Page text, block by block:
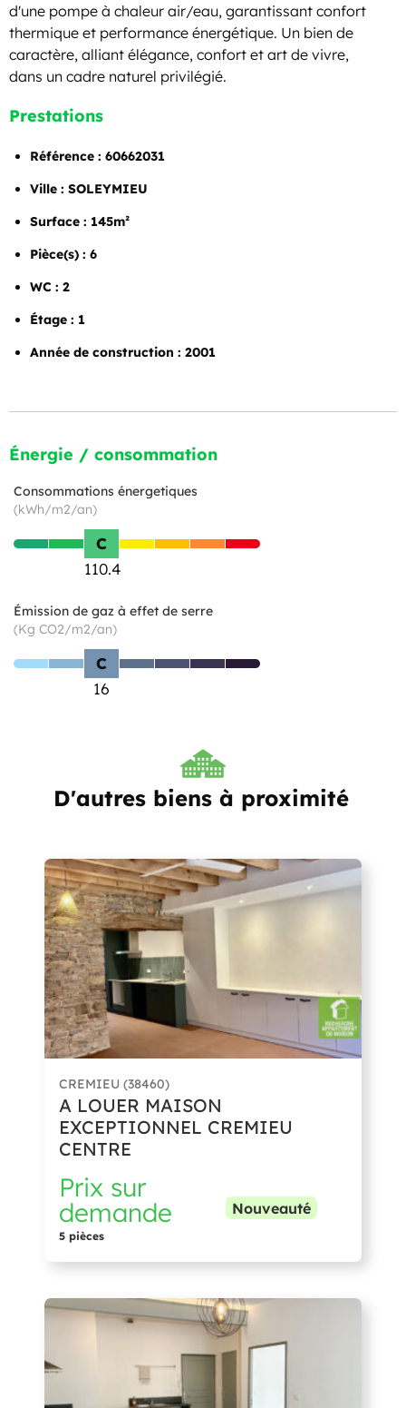
d'une pompe à chaleur air/eau, garantissant confort
thermique et performance énergétique. Un bien de
caractère, alliant élégance, confort et art de vivre,
dans un cadre naturel privilégié.
Prestations
Référence : 60662031
Ville : SOLEYMIEU
Surface : 145m²
Pièce(s) : 6
WC : 2
Étage : 1
Année de construction : 2001
Énergie / consommation
Consommations énergetiques
(kWh/m2/an)
C
110.4
Émission de gaz à effet de serre
(Kg CO2/m2/an)
C
16
D'autres biens à proximité
CREMIEU (38460)
A LOUER MAISON
EXCEPTIONNEL CREMIEU
CENTRE
Prix sur
demande
5 pièces
Nouveauté